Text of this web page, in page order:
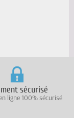
sécurisé
ligne 100% sécurisé